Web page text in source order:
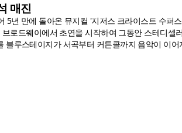
매진
5년 만에 돌아온 뮤지컬 '지저스 크라이스트 수퍼스
로드웨이에서 초연을 시작하여 그동안 스테디셀러
루스테이지가 서곡부터 커튼콜까지 음악이 이어